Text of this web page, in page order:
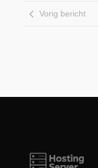
Vorig bericht